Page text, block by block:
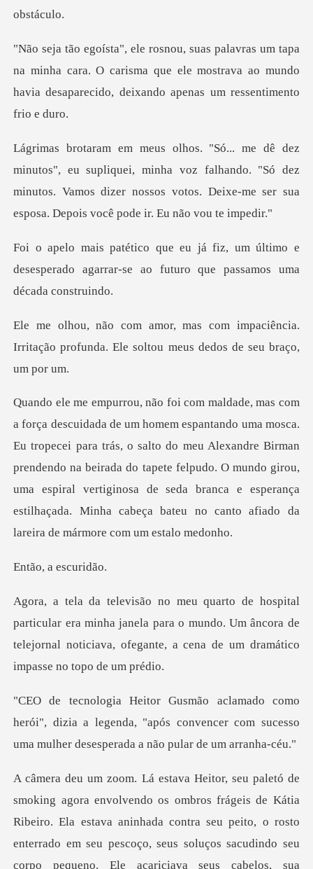
na minha cara. O carisma que ele mostrava ao mundo
havia d
quei, minha voz falhando. "Só dez
minutos. Vamos dizer nossos votos.
um último e
desesperado agarrar-se ao f
paciência.
Irritação profunda. Ele sol
ara trás, o salto do meu Alexandre Birman
prendendo na beirada do tapete felpudo. O mundo girou,
uma espiral vertiginos
a esc
era minha janela para o mundo. Um âncora de
telejornal noticiava
i", dizia a legenda, "após convencer com sucesso
um
a
Ribeiro. Ela estava aninhada contra seu peito, o rosto
enterrado em seu pescoço, seus soluços sacudind